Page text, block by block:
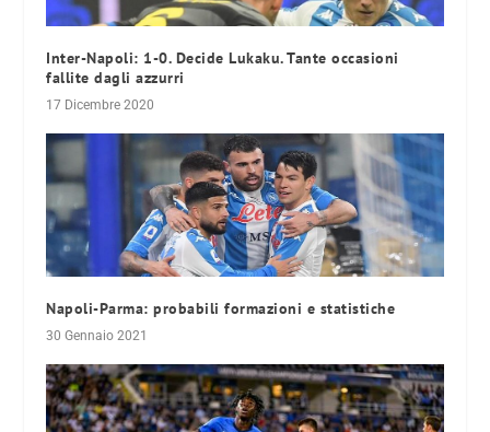
Inter-Napoli: 1-0. Decide Lukaku. Tante occasioni
fallite dagli azzurri
17 Dicembre 2020
Napoli-Parma: probabili formazioni e statistiche
30 Gennaio 2021